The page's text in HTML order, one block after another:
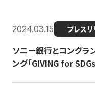
2024.03.15 プレスリ
ソニー銀行とコングラ
ング「GIVING for